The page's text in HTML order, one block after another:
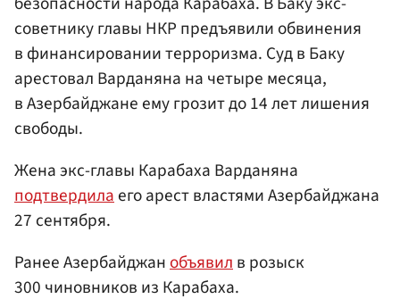
советнику главы НКР предъявили обвинения
в финансировании терроризма. Суд в Баку
арестовал Варданяна на четыре месяца,
в Азербайджане ему грозит до 14 лет лишения
свободы.
Жена экс-главы Карабаха Варданяна
подтвердилаего арест властями Азербайджана
27 сентября.
Ранее Азербайджанобъявилв розыск
300 чиновников из Карабаха.